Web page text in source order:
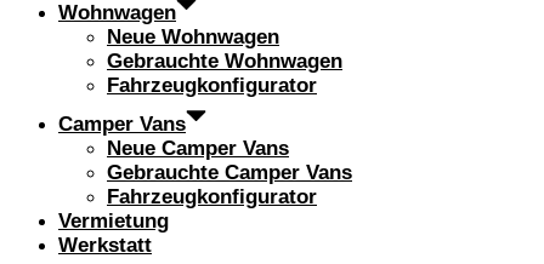
Wohnwagen
Neue Wohnwagen
Gebrauchte Wohnwagen
Fahrzeugkonfigurator
Camper Vans
Neue Camper Vans
Gebrauchte Camper Vans
Fahrzeugkonfigurator
Vermietung
Werkstatt